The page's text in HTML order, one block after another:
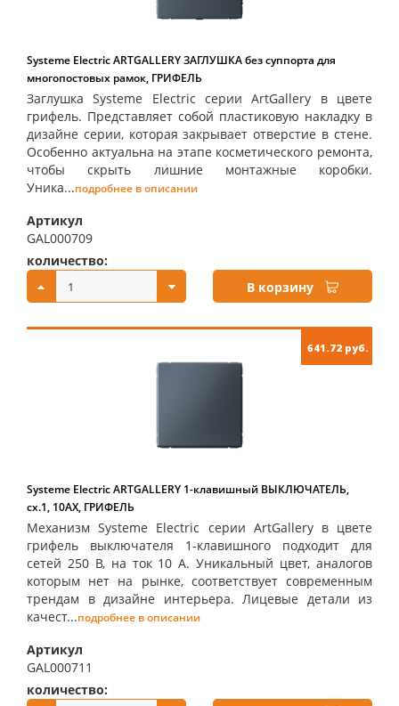
Systeme Electric ARTGALLERY ЗАГЛУШКА без суппорта для
многопостовых рамок, ГРИФЕЛЬ
Заглушка Systeme Electric серии ArtGallery в цвете
грифель. Представляет собой пластиковую накладку в
дизайне серии, которая закрывает отверстие в стене.
Особенно актуальна на этапе косметического ремонта,
чтобы скрыть лишние монтажные коробки.
Уника...подробнее в описании
Артикул
GAL000709
количество:
В корзину
641.72 руб.
Systeme Electric ARTGALLERY 1-клавишный ВЫКЛЮЧАТЕЛЬ,
сх.1, 10АХ, ГРИФЕЛЬ
Механизм Systeme Electric серии ArtGallery в цвете
грифель выключателя 1-клавишного подходит для
сетей 250 В, на ток 10 А. Уникальный цвет, аналогов
которым нет на рынке, соответствует современным
трендам в дизайне интерьера. Лицевые детали из
качест...подробнее в описании
Артикул
GAL000711
количество: